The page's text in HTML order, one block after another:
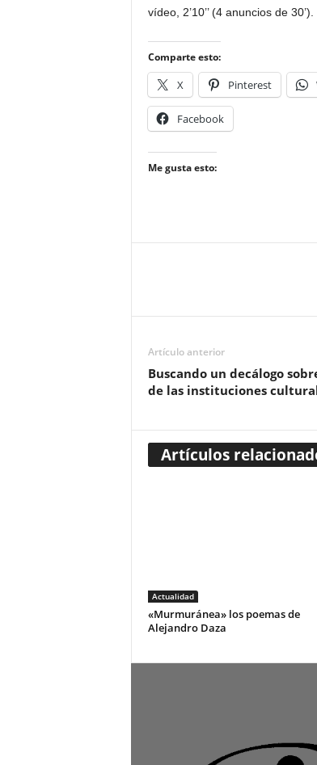
vídeo, 2’10’’ (4 anuncios de
Comparte esto:
X Pinterest
Facebook
Me gusta esto:
Artículo anterior
Buscando un decálogo
de las instituciones
Artículos
Actualidad
«Murmuránea» los poemas de
Alejandro Daza